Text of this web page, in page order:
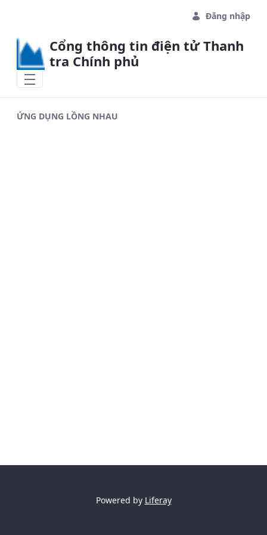
Đăng nhập
Cổng thông tin điện tử Thanh
tra Chính phủ
ỨNG DỤNG LỒNG NHAU
Powered by Liferay